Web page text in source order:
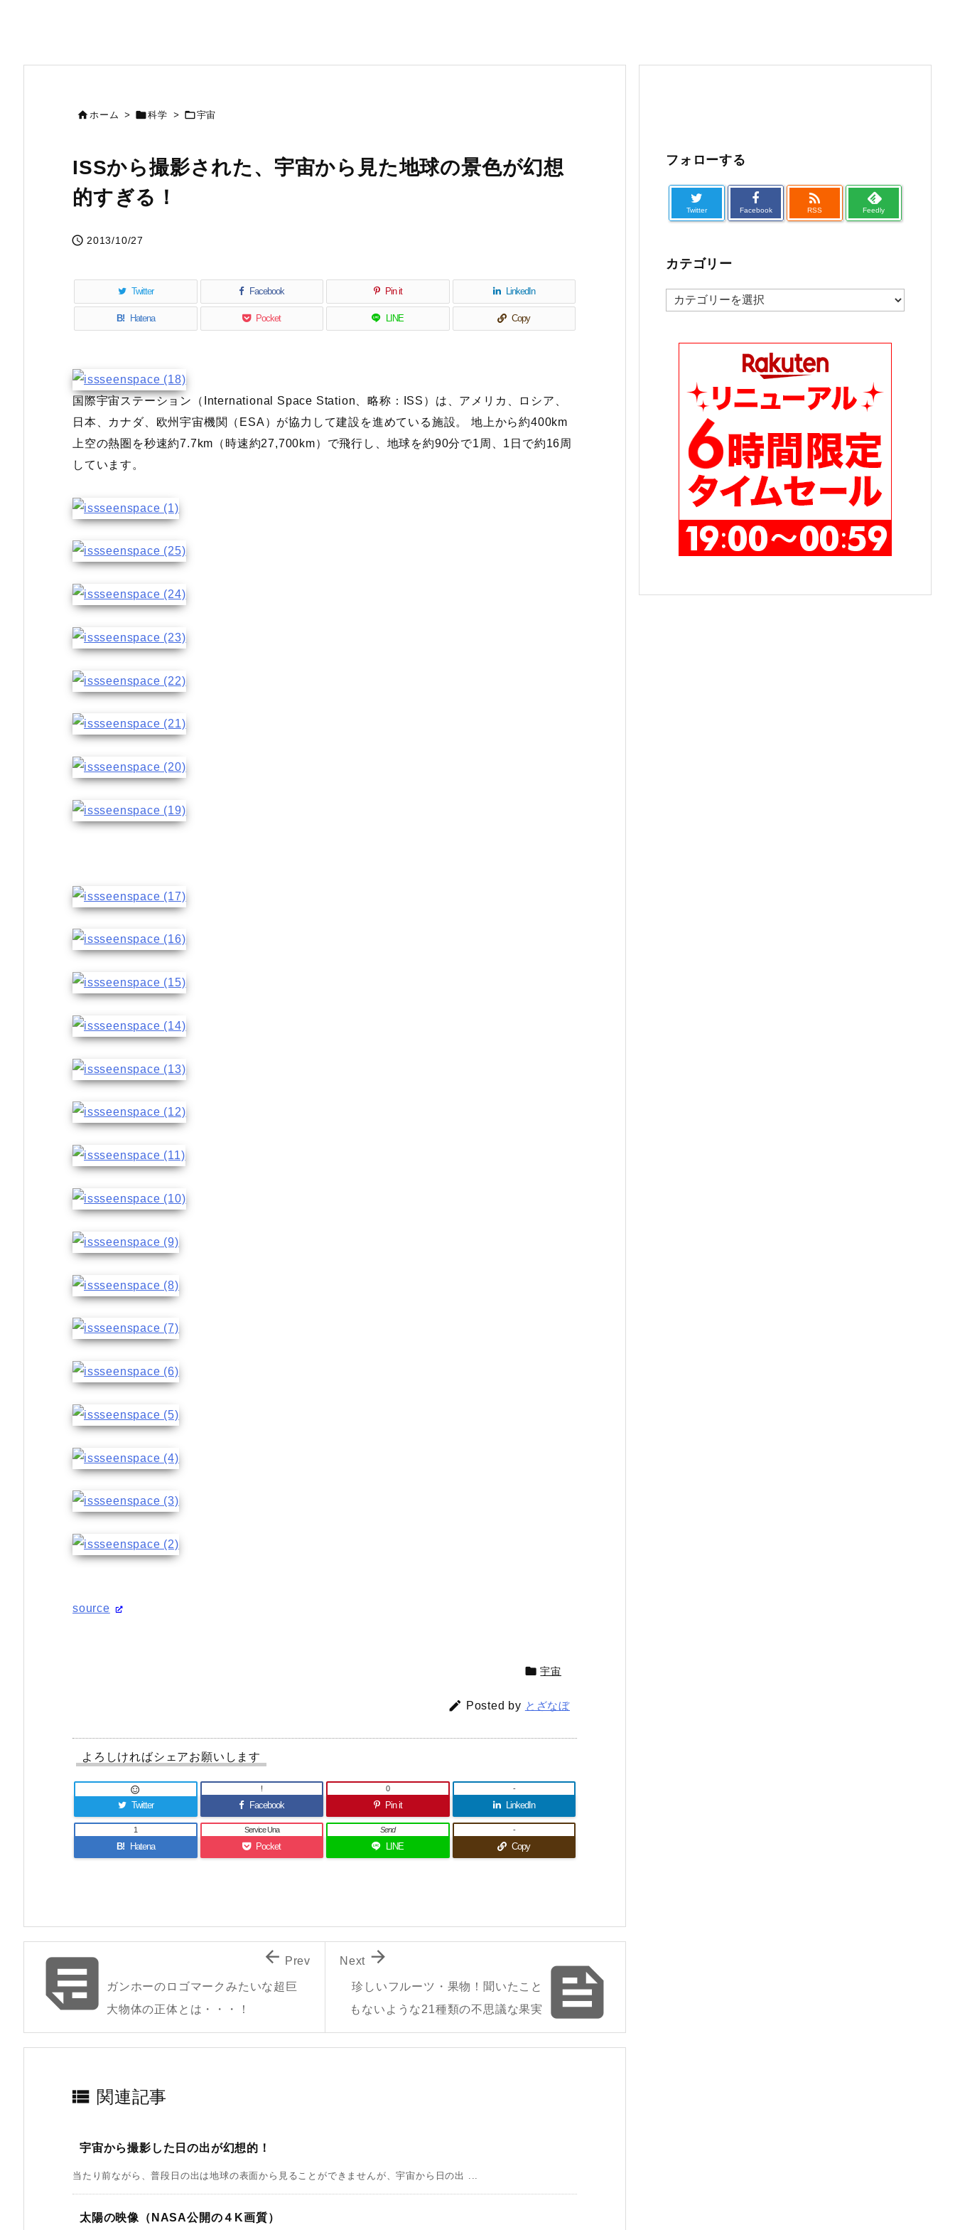
ホーム > 科学 > 宇宙
ISSから撮影された、宇宙から見た地球の景色が幻想
的すぎる！
 2013/10/27
Twitter Facebook Pin it LinkedIn
B! Hatena Pocket LINE Copy
国際宇宙ステーション（International Space Station、略称：ISS）は、アメリカ、ロシア、
日本、カナダ、欧州宇宙機関（ESA）が協力して建設を進めている施設。 地上から約400km
上空の熱圏を秒速約7.7km（時速約27,700km）で飛行し、地球を約90分で1周、1日で約16周
しています。
source
 宇宙
 Posted by とざなぼ
よろしければシェアお願いします
Twitter

Facebook
!
Pin it
0
LinkedIn
-
B! Hatena
1
Pocket
Service Una
LINE
Send
Copy
-

珍しいフルーツ・果物！聞いたこと
もないような21種類の不思議な果実

Next
ガンホーのロゴマークみたいな超巨
大物体の正体とは・・・！
 Prev
 関連記事
宇宙から撮影した日の出が幻想的！
当たり前ながら、普段日の出は地球の表面から見ることができませんが、宇宙から日の出 ...
太陽の映像（NASA公開の４K画質）
フォローする
Twitter Facebook

RSS Feedly
カテゴリー
カ